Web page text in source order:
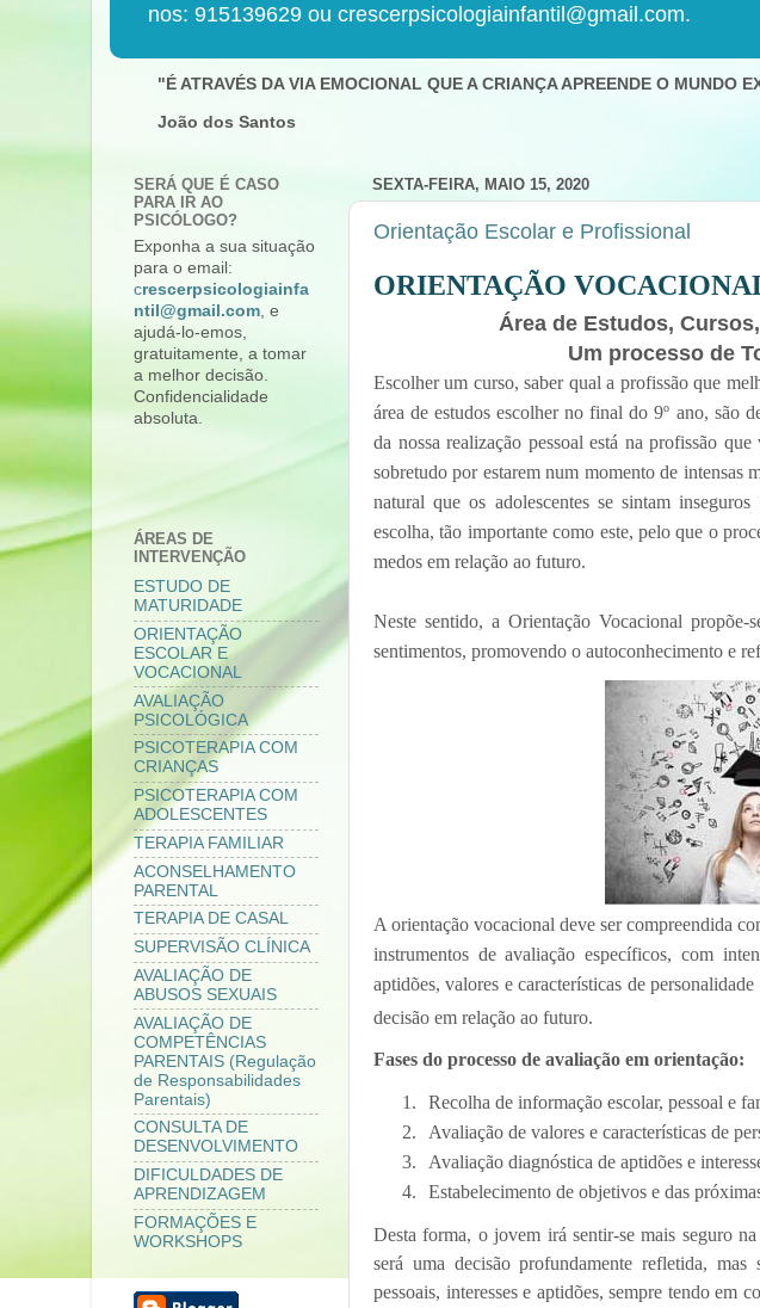
nos: 915139629 ou crescerpsicologiainfantil@gmail.com.
"É ATRAVÉS DA VIA EMOCIONAL QUE A CRIANÇA APREENDE O MUNDO
João dos Santos
SEXTA-FEIRA, MAIO 15, 2020
Orientação Escolar e Profissional
ORIENTAÇÃO
Área de Estudos,
Um processo de
Escolher um curso, saber qual a profissão que
área de estudos escolher no final do9º ano, são
da nossa realização pessoal está na profissão
sobretudo por estarem num momento de intensas
natural que os adolescentes se sintam
escolha, tão importante como este, pelo que o
medos em relação ao futuro.
Neste sentido, a Orientação Vocacional
sentimentos, promovendo o autoconhecimento e
A orientação vocacional deve ser compreendida
instrumentos de avaliação específicos, com
aptidões, valores e características de
decisão em relação ao futuro.
Fases do processo de avaliação em orientação:
1.
Recolha de informação escolar, pessoal e
2.
Avaliação de valores e características de
3.
Avaliação diagnóstica de aptidões e
4.
Estabelecimento de objetivos e das
Desta forma, o jovem irá sentir-se mais seguro
será uma decisão profundamente refletida, mas
pessoais, interesses e aptidões, sempre tendo em
SERÁ QUE É CASO
PARA IR AO
PSICÓLOGO?
Exponha a sua situação
para o email:
crescerpsicologiainfa
ntil@gmail.com, e
ajudá-lo-emos,
gratuitamente, a tomar
a melhor decisão.
Confidencialidade
absoluta.
ÁREAS DE
INTERVENÇÃO
ESTUDO DE
MATURIDADE
ORIENTAÇÃO
ESCOLAR E
VOCACIONAL
AVALIAÇÃO
PSICOLÓGICA
PSICOTERAPIA COM
CRIANÇAS
PSICOTERAPIA COM
ADOLESCENTES
TERAPIA FAMILIAR
ACONSELHAMENTO
PARENTAL
TERAPIA DE CASAL
SUPERVISÃO CLÍNICA
AVALIAÇÃO DE
ABUSOS SEXUAIS
AVALIAÇÃO DE
COMPETÊNCIAS
PARENTAIS (Regulação
de Responsabilidades
Parentais)
CONSULTA DE
DESENVOLVIMENTO
DIFICULDADES DE
APRENDIZAGEM
FORMAÇÕES E
WORKSHOPS